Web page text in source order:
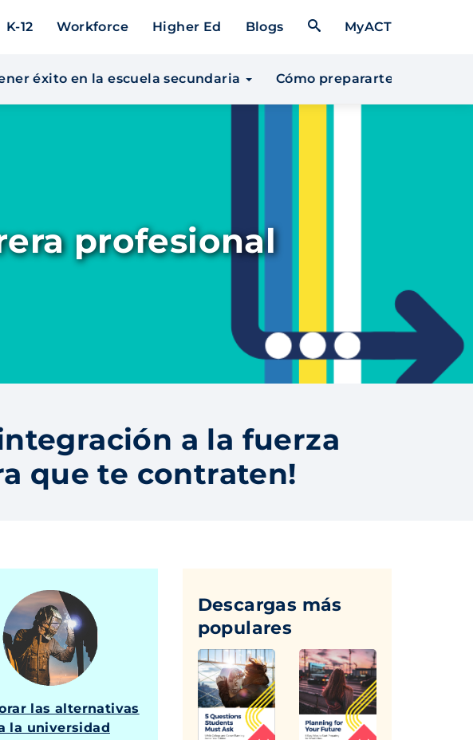
K-12 Workforce Higher Ed Blogs Open Search Form
MyACT
éxito en la escuela secundaria Cómo prepararte para la
profesional
a la fuerza
que te contraten!
las alternativas
la universidad
Descargas más
populares